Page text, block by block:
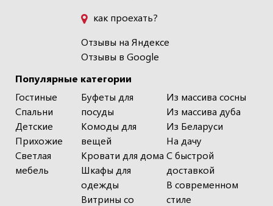
Популярные категории
Гостиные
Спальни
Детские
Прихожие
Светлая
мебель
Буфеты для
посуды
Комоды для
вещей
Кровати для дома
Шкафы для
одежды
Витрины со
Из массива сосны
Из массива дуба
Из Беларуси
На дачу
С быстрой
доставкой
В современном
стиле
как проехать?
Отзывы на Яндексе
Отзывы в Google